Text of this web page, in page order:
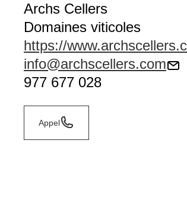
Archs Cellers
Domaines viticoles
https://
info@archscellers.com
977 677 028
Appel